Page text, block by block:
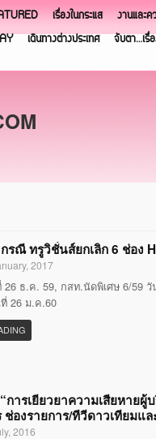
เรื่องในกระแส งานและค
เดินทางต่างประเทศ จับตา…เรื่
รณี ทรูวิชั่นส์ยกเลิก 6 ช่อง
2017
26 ธ.ค. 59, กสท.นัดพิเศษ 6/59
26 ม.ค.60
การเยียวยาความเสียหายผู้
องรายการ/ทีวีดาวเทียมแล
2016